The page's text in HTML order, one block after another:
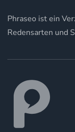
Phraseo ist ein
Redensarten und